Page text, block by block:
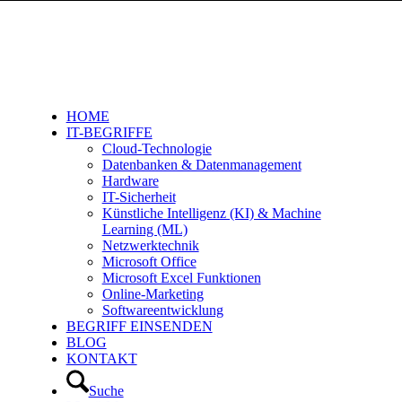
HOME
IT-BEGRIFFE
Cloud-Technologie
Datenbanken & Datenmanagement
Hardware
IT-Sicherheit
Künstliche Intelligenz (KI) & Machine
Learning (ML)
Netzwerktechnik
Microsoft Office
Microsoft Excel Funktionen
Online-Marketing
Softwareentwicklung
BEGRIFF EINSENDEN
BLOG
KONTAKT
Suche